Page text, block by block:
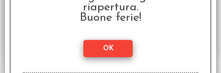
Prezzo:€ 24,99 €
riapertura.
Buone ferie!